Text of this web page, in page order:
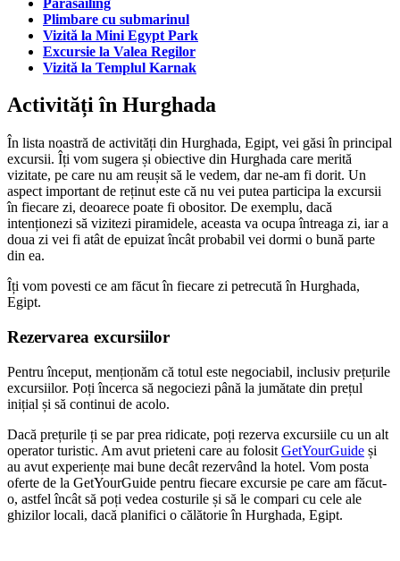
Plimbare cu submarinul
Vizită la Mini Egypt Park
Excursie la Valea Regilor
Vizită la Templul Karnak
Activități în Hurghada
În lista noastră de activități din Hurghada, Egipt, vei găsi în principal
excursii. Îți vom sugera și obiective din Hurghada care merită
vizitate, pe care nu am reușit să le vedem, dar ne-am fi dorit. Un
aspect important de reținut este că nu vei putea participa la excursii
în fiecare zi, deoarece poate fi obositor. De exemplu, dacă
intenționezi să vizitezi piramidele, aceasta va ocupa întreaga zi, iar a
doua zi vei fi atât de epuizat încât probabil vei dormi o bună parte
din ea.
Îți vom povesti ce am făcut în fiecare zi petrecută în Hurghada,
Egipt.
Rezervarea excursiilor
Pentru început, menționăm că totul este negociabil, inclusiv prețurile
excursiilor. Poți încerca să negociezi până la jumătate din prețul
inițial și să continui de acolo.
Dacă prețurile ți se par prea ridicate, poți rezerva excursiile cu un alt
operator turistic. Am avut prieteni care au folosit GetYourGuide și
au avut experiențe mai bune decât rezervând la hotel. Vom posta
oferte de la GetYourGuide pentru fiecare excursie pe care am făcut-
o, astfel încât să poți vedea costurile și să le compari cu cele ale
ghizilor locali, dacă planifici o călătorie în Hurghada, Egipt.